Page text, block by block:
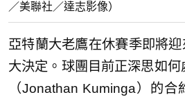
／美聯社／達志影像）
亞特蘭大老鷹在休賽季即將
大決定。球團目前正深思如
（Jonathan Kuminga）的